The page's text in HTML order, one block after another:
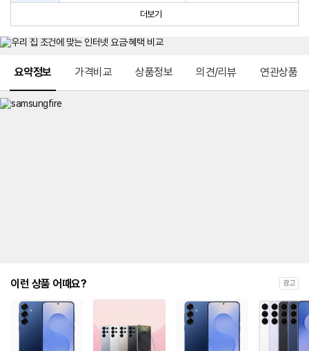
원
선
택
약
정
는
대
인
법
더보기
요약정보 가격비교 상품정보 의견/리뷰 연관상품
이런 상품 어때요? 광고